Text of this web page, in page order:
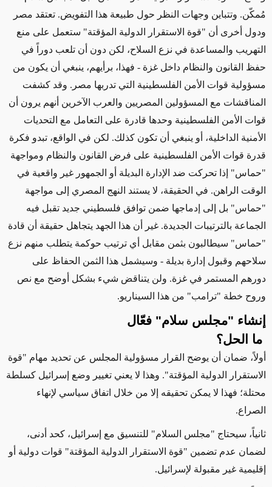
مُمكّن. وتتباين وجهات النظر حول طبيعة هذا التفويض. تعتقد مصر
ودول أخرى أن "قوة الاستقرار الدولية المؤقتة" ستعمل على منع
التهريب والمساعدة في نزع السلاح، لكن دون أن تلعب دوراً في
حفظ القانون والنظام داخل غزة - فهذا، برأيهم، ينبغي أن يكون من
مسؤولية قوات الأمن الفلسطينية التي تدربها مصر. وقد كشفت
المناقشات مع المسؤولين المصريين والعرب الآخرين أنهم يرون أن
قوات الأمن الفلسطينية وحدها قادرة على التعامل مع التحديات
الأمنية الداخلية، أو ينبغي أن تكون كذلك. لكن في الواقع، تبدو فكرة
قدرة قوات الأمن الفلسطينية على فرض القانون والنظام ومواجهة
"حماس" إذا تحركت ضد الإدارة البديلة أو الجمهور غير واقعية في
الوقت الراهن. في الحقيقة، لا يستند النهج المصري إلى مواجهة
"حماس" بل إلى إدماجها ضمن توافق فلسطيني جديد تقبل فيه
الجماعة بالترتيبات الجديدة. غير أن هذا الجهد يتجاهل حقيقة أن قادة
"حماس" سيطالبون بثمن مقابل أي ترتيب حوكمة يتطلب منهم نزع
سلاحهم وقبول إدارة بديلة - وسيشمل هذا الثمن الحفاظ على
دورهم المستمر في غزة. ولن يتناقض شيء بشكل أوضح مع نص
وروح خطة "ترامب" من هذا السيناريو.
إنشاء "مجلس سلام" فعّال
ما الحل؟
أولاً، ضمان أن يوضح القرار مسؤولية المجلس عن تحديد مهام "قوة
الاستقرار الدولية المؤقتة". وهذا لا يعني تغيير وضع إسرائيل كسلطة
محتلة؛ فهذا لا يمكن تحقيقه إلا من خلال اتفاق سياسي لإنهاء
الصراع.
ثانياً، سيحتاج "مجلس السلام" للتنسيق مع إسرائيل، كحد أدنى،
لضمان عدم تضمين "قوة الاستقرار الدولية المؤقتة" قوات دولية أو
إقليمية غير مقبولة لإسرائيل.